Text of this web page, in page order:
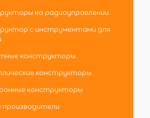
на радиоуправлении
с инструментами для
конструкторы
конструкторы
конструкторы
производители